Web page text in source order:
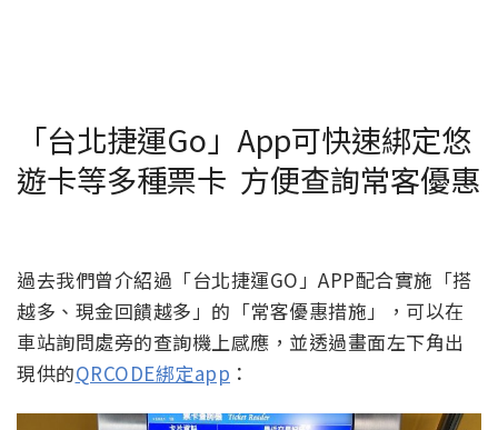
「台北捷運Go」App可快速綁定悠
遊卡等多種票卡 方便查詢常客優惠
過去我們曾介紹過「台北捷運GO」APP配合實施「搭
越多、現金回饋越多」的「常客優惠措施」，可以在
車站詢問處旁的查詢機上感應，並透過畫面左下角出
現供的QRCODE綁定app ：